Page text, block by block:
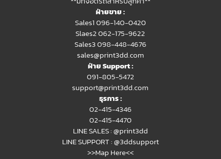
ฝ่ายขาย :
Sales1 096-140-0420
Slaes2062-175-9622
Sales3 098-448-4676
sales@print3dd.com
ฝ่าย Support :
091-805-5472
support@print3dd.com
ธุรการ :
02-415-4346
02-415-4470
LINE SALES :@print3dd
LINE SUPPORT :@3ddsupport
>>Map Here<<